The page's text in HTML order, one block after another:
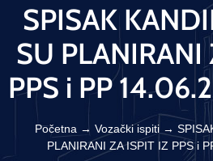
SPISAK
SU PLANIRANI
PPS i PP
Početna → Vozački ispiti→
PLANIRANI ZA ISPIT IZ PPS i